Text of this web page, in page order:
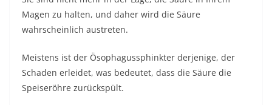
Magen zu halten, und daher wird die Säure
wahrscheinlich austreten.
Meistens ist der Ösophagussphinkter derjenige, der
Schaden erleidet, was bedeutet, dass die Säure die
Speiseröhre zurückspült.